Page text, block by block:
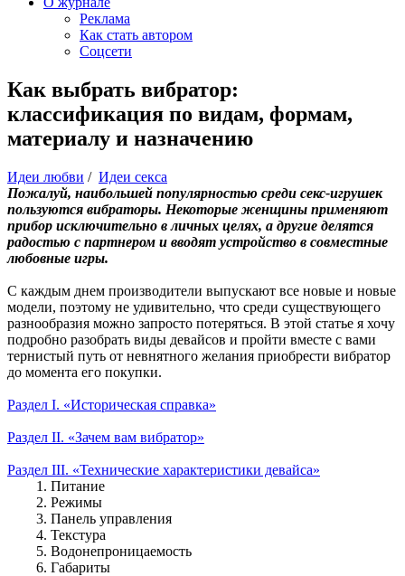
Реклама
Как стать автором
Соцсети
Как выбрать вибратор:
классификация по видам, формам,
материалу и назначению
Идеи любви / Идеи секса
Пожалуй, наибольшей популярностью среди секс-игрушек
пользуются вибраторы. Некоторые женщины применяют
прибор исключительно в личных целях, а другие делятся
радостью с партнером и вводят устройство в совместные
любовные игры.
С каждым днем производители выпускают все новые и новые
модели, поэтому не удивительно, что среди существующего
разнообразия можно запросто потеряться. В этой статье я хочу
подробно разобрать виды девайсов и пройти вместе с вами
тернистый путь от невнятного желания приобрести вибратор
до момента его покупки.
Раздел I. «Историческая справка»
Раздел II. «Зачем вам вибратор»
Раздел III. «Технические характеристики девайса»
1. Питание
2. Режимы
3. Панель управления
4. Текстура
5. Водонепроницаемость
6. Габариты